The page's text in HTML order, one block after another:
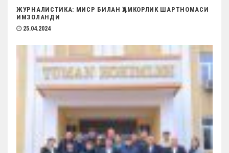
ЖУРНАЛИСТИКА: МИСР БИЛАН ҲАМКОРЛИК ШАРТНОМАСИ
ИМЗОЛАНДИ
25.04.2024